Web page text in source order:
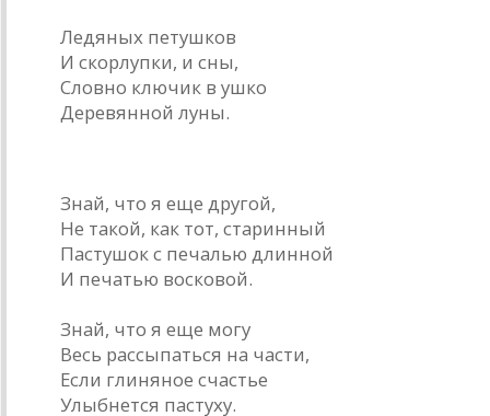
Ледяных петушков
И скорлупки, и сны,
Словно ключик в ушко
Деревянной луны.
Знай, что я еще другой,
Не такой, как тот, старинный
Пастушок с печалью длинной
И печатью восковой.
Знай, что я еще могу
Весь рассыпаться на части,
Если глиняное счастье
Улыбнется пастуху.